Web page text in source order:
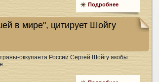
Подробнее
в мире", цитирует Шойгу
оккупанта России Сергей Шойгу якобы